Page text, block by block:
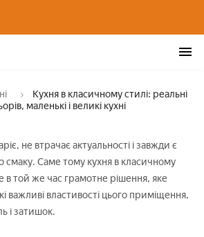
маленькі і великі кухні
Кухня в класичному стилі: реальні
маленькі і великі кухні
не втрачає актуальності і завжди є
смаку. Саме тому кухня в класичному
в той же час грамотне рішення, яке
важливі властивості цього приміщення,
і затишок.